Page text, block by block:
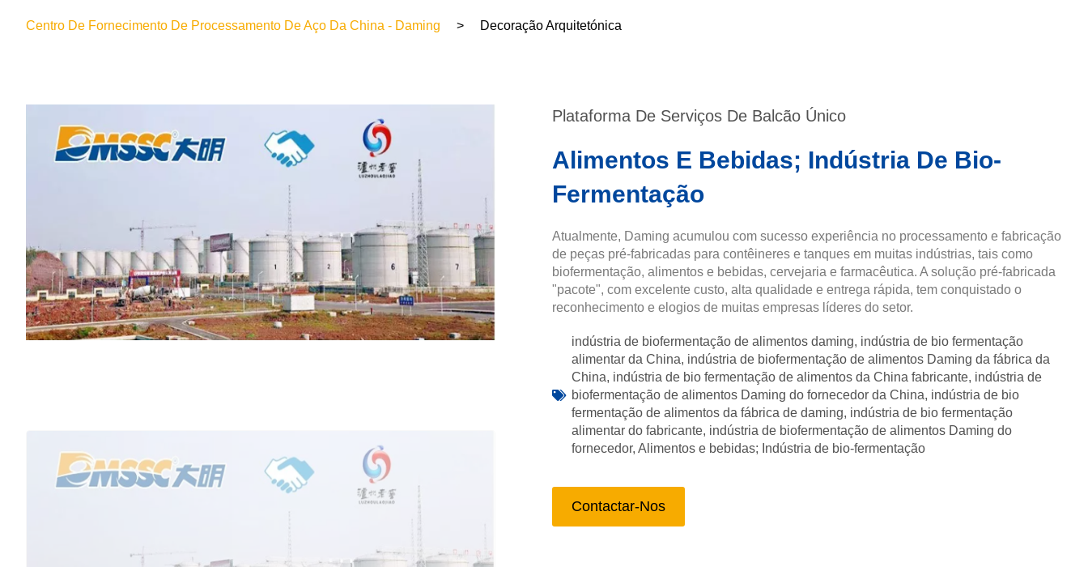
Centro De Fornecimento De Processamento De Aço Da China - Daming Decoração Arquitetónica
Plataforma De Serviços De Balcão Único
Alimentos E Bebidas; Indústria De Bio-
Fermentação
Atualmente, Daming acumulou com sucesso experiência no processamento e fabricação
de peças pré-fabricadas para contêineres e tanques em muitas indústrias, tais como
biofermentação, alimentos e bebidas, cervejaria e farmacêutica. A solução pré-fabricada
"pacote", com excelente custo, alta qualidade e entrega rápida, tem conquistado o
reconhecimento e elogios de muitas empresas líderes do setor.
indústria de biofermentação de alimentos daming, indústria de bio fermentação
alimentar da China, indústria de biofermentação de alimentos Daming da fábrica da
China, indústria de bio fermentação de alimentos da China fabricante, indústria de
biofermentação de alimentos Daming do fornecedor da China, indústria de bio
fermentação de alimentos da fábrica de daming, indústria de bio fermentação
alimentar do fabricante, indústria de biofermentação de alimentos Daming do
fornecedor, Alimentos e bebidas; Indústria de bio-fermentação
Contactar-Nos